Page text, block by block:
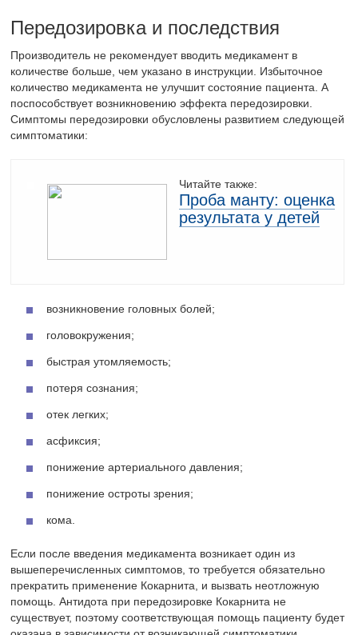
Передозировка и последствия
Производитель не рекомендует вводить медикамент в
количестве больше, чем указано в инструкции. Избыточное
количество медикамента не улучшит состояние пациента. А
поспособствует возникновению эффекта передозировки.
Симптомы передозировки обусловлены развитием следующей
симптоматики:
Читайте также:
Проба манту: оценка
результата у детей
возникновение головных болей;
головокружения;
быстрая утомляемость;
потеря сознания;
отек легких;
асфиксия;
понижение артериального давления;
понижение остроты зрения;
кома.
Если после введения медикамента возникает один из
вышеперечисленных симптомов, то требуется обязательно
прекратить применение Кокарнита, и вызвать неотложную
помощь. Антидота при передозировке Кокарнита не
существует, поэтому соответствующая помощь пациенту будет